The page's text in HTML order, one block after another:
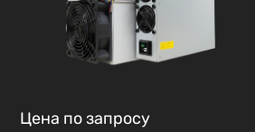
Цена по запросу